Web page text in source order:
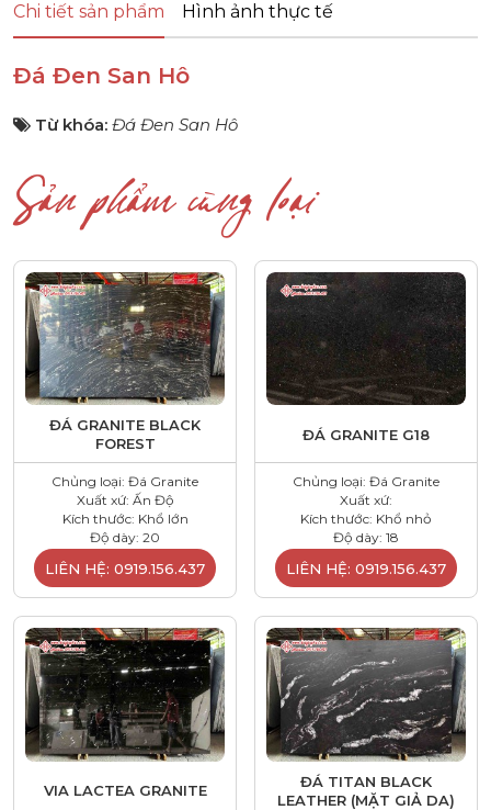
Chi tiết sản phẩm Hình ảnh thực tế
Đá Đen San Hô
Từ khóa: Đá Đen San Hô
Sản phẩm cùng loại
ĐÁ GRANITE BLACK
FOREST
Chủng loại: Đá Granite
Xuất xứ: Ấn Độ
Kích thước: Khổ lớn
Độ dày: 20
LIÊN HỆ: 0919.156.437
ĐÁ GRANITE G18
Chủng loại: Đá Granite
Xuất xứ:
Kích thước: Khổ nhỏ
Độ dày: 18
LIÊN HỆ: 0919.156.437
VIA LACTEA GRANITE
ĐÁ TITAN BLACK
LEATHER (MẶT GIẢ DA)